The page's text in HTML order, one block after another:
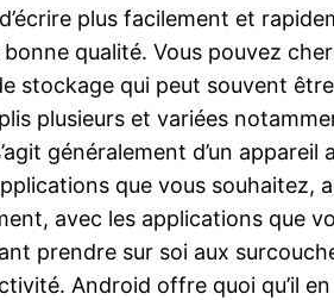
plus facilement et
bonne qualité. Vous pouvez
stockage qui peut souvent
plusieurs et variées
généralement d’un
que vous souhaitez,
avec les applications que
prendre sur soi aux
Android offre quoi qu’il